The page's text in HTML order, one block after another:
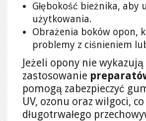
Głębokość bieżnika, aby
użytkowania.
Obrażenia boków opon,
problemy z ciśnieniem
Jeżeli opony nie
zastosowanie
pomogą zabezpieczyć
UV, ozonu oraz wilgoci,
długotrwałego